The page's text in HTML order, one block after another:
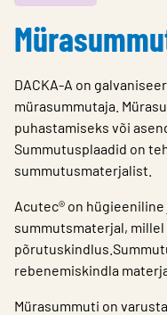
Kontaktid
Choose languge
Estonia
DACKA-A on
mürasummutaja.
puhastamiseks või
Summutusplaadid on
summutusmaterjalist.
Acutec® on
summutsmaterjal,
rebenemiskindla
Mürasummuti on